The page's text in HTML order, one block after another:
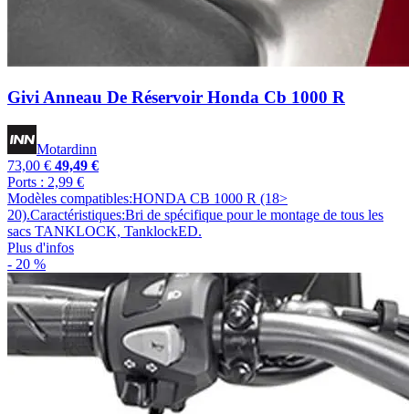
Givi Anneau De Réservoir Honda Cb 1000 R
Motardinn
73,00 € 49,49 €
Ports : 2,99 €
Modèles compatibles:HONDA CB 1000 R (18>
20).Caractéristiques:Bri de spécifique pour le montage de tous les
sacs TANKLOCK, TanklockED.
Plus d'infos
- 20 %